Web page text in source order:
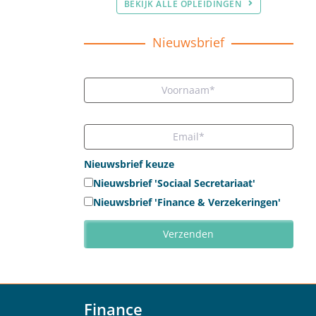
BEKIJK ALLE OPLEIDINGEN
Nieuwsbrief
Nieuwsbrief keuze
Nieuwsbrief 'Sociaal Secretariaat'
Nieuwsbrief 'Finance & Verzekeringen'
Finance